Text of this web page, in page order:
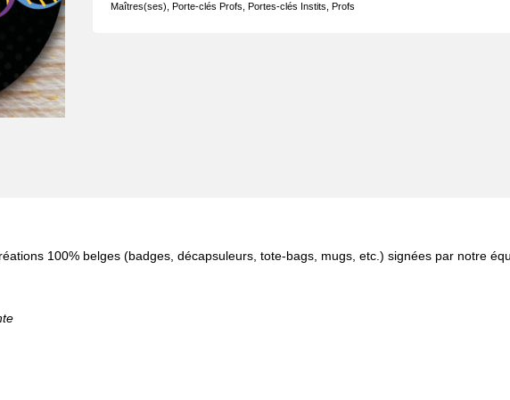
Maîtres(ses) Porte-clés Profs Portes-clés Instits Profs
100% belges (badges, décapsuleurs, tote-bags, mugs, etc.) signées par notre